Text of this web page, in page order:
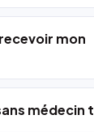
mon
médecin